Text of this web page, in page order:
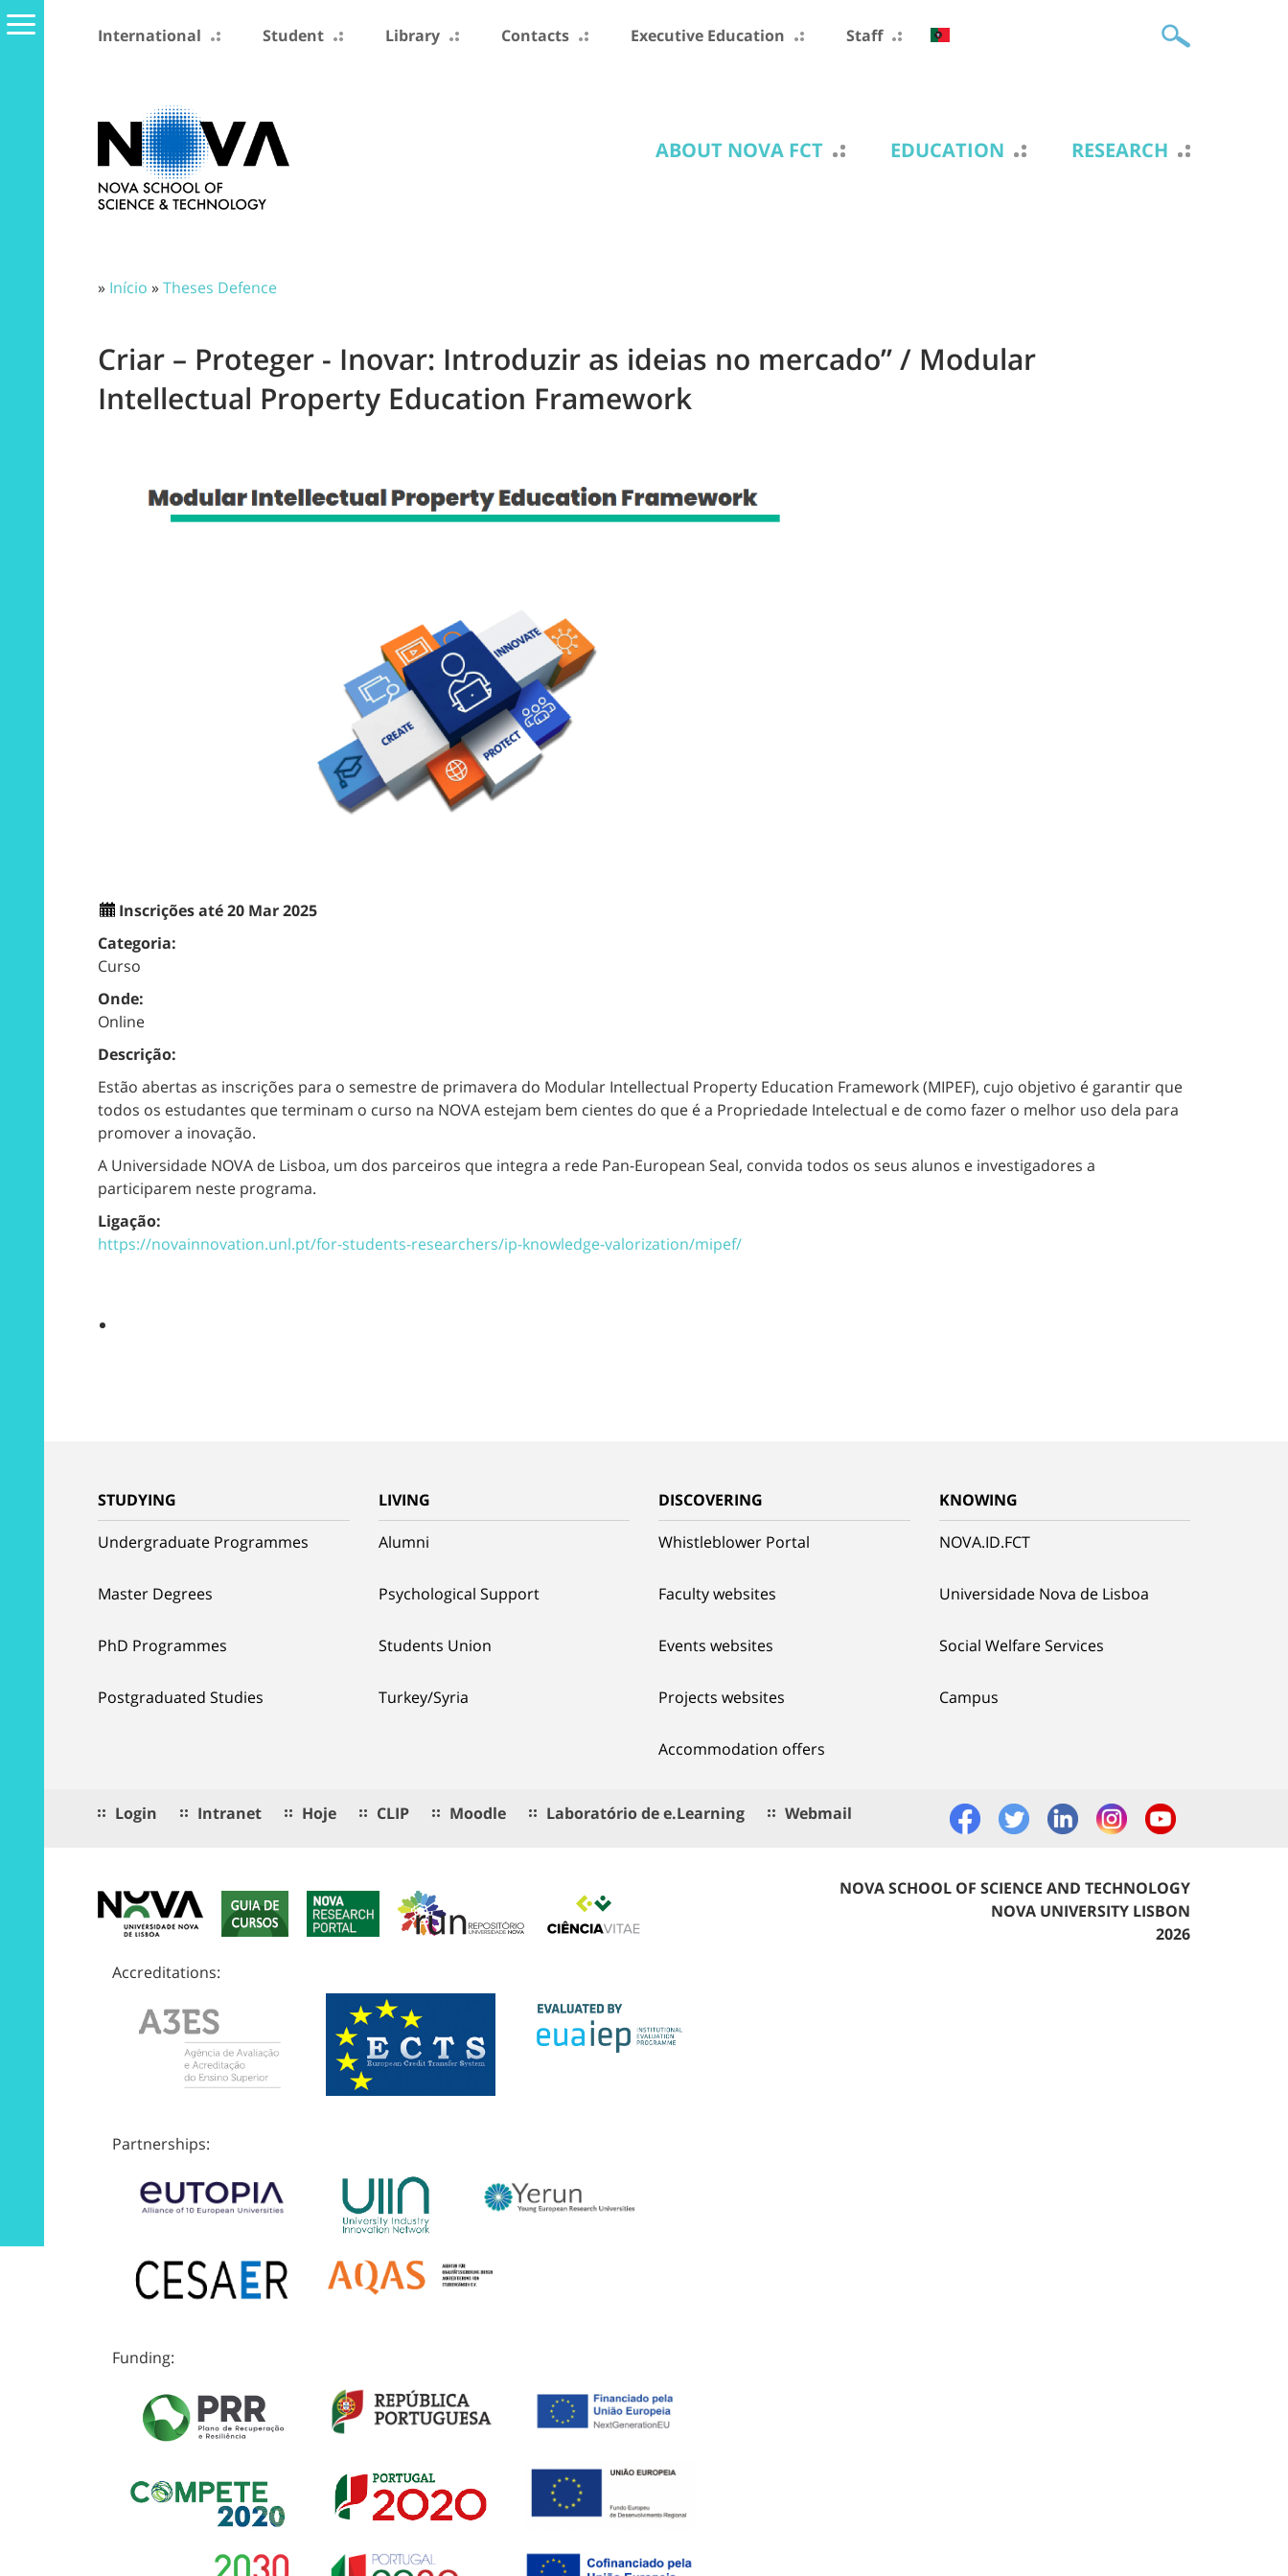
International Student Library Contacts Executive Education Staff
ABOUT NOVA FCT EDUCATION RESEARCH
» Início »Theses Defence
Criar – Proteger - Inovar: Introduzir as ideias no mercado” / Modular
Intellectual Property Education Framework
Inscrições até 20 Mar 2025
Categoria:
Curso
Onde:
Online
Descrição:
Estão abertas as inscrições para o semestre de primavera do Modular Intellectual Property Education Framework (MIPEF), cujo objetivo é garantir que
todos os estudantes que terminam o curso na NOVA estejam bem cientes do que é a Propriedade Intelectual e de como fazer o melhor uso dela para
promover a inovação.
A Universidade NOVA de Lisboa, um dos parceiros que integra a rede Pan-European Seal, convida todos os seus alunos e investigadores a
participarem neste programa.
Ligação:
https://novainnovation.unl.pt/for-students-researchers/ip-knowledge-valorization/mipef/
STUDYING
Undergraduate Programmes
Master Degrees
PhD Programmes
Postgraduated Studies
LIVING
Alumni
Psychological Support
Students Union
Turkey/Syria
DISCOVERING
Whistleblower Portal
Faculty websites
Events websites
Projects websites
Accommodation offers
KNOWING
NOVA.ID.FCT
Universidade Nova de Lisboa
Social Welfare Services
Campus
Login Intranet Hoje CLIP Moodle Laboratório de e.Learning Webmail
Accreditations:
Partnerships:
Funding:
NOVA SCHOOL OF SCIENCE AND TECHNOLOGY
NOVA UNIVERSITY LISBON
2026